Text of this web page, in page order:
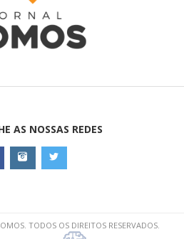
AS NOSSAS REDES
TODOS OS DIREITOS RESERVADOS.